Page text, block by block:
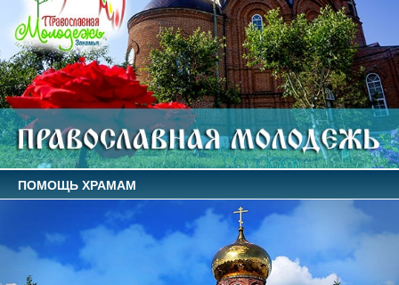
ПОМОЩЬ ХРАМАМ